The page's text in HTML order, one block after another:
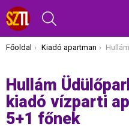
Itt vagy most:
Főoldal Kiadó apartman Hullám Üdülőparkban
Hullám
kiadó vízparti
5+1 főnek